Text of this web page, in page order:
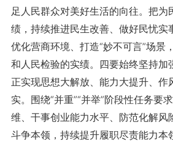
足人民群众对美好生活的向往。把为
绩，持续推进民生改善、做好民忧实
优化营商环境、打造“妙不可言”场景
和人民检验的实绩。四要始终坚持加
正实现思想大解放、能力大提升、作
实。围绕“并重”“并举”阶段性任务要
维、干事创业能力水平、防范化解风
斗争本领，持续提升履职尽责能力本